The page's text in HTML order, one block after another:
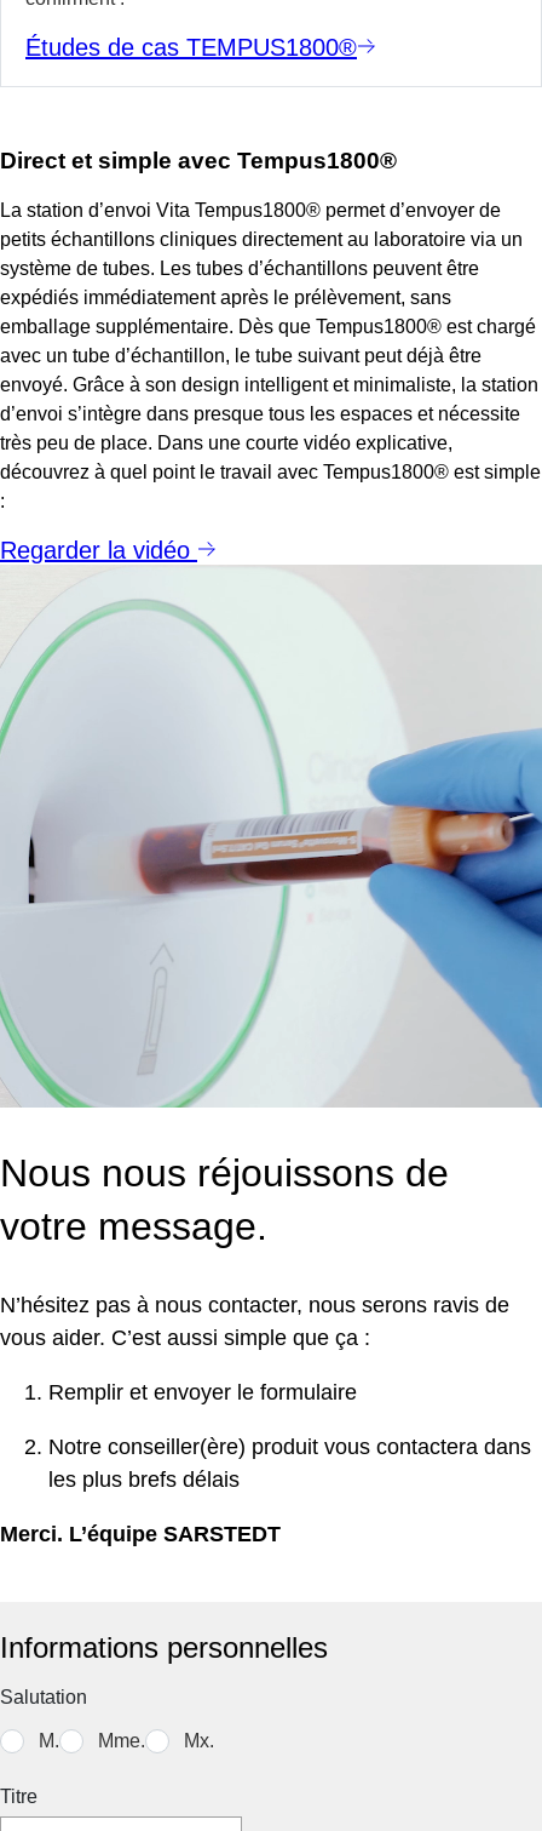
Études de cas TEMPUS1800®
Direct et simple avec Tempus1800®
La station d’envoi Vita Tempus1800® permet d’envoyer de
petits échantillons cliniques directement au laboratoire via un
système de tubes. Les tubes d’échantillons peuvent être
expédiés immédiatement après le prélèvement, sans
emballage supplémentaire. Dès que Tempus1800® est chargé
avec un tube d’échantillon, le tube suivant peut déjà être
envoyé. Grâce à son design intelligent et minimaliste, la station
d’envoi s’intègre dans presque tous les espaces et nécessite
très peu de place. Dans une courte vidéo explicative,
découvrez à quel point le travail avec Tempus1800® est simple
:
Regarder la vidéo
Nous nous réjouissons de
votre message.
N’hésitez pas à nous contacter, nous serons ravis de
vous aider. C’est aussi simple que ça :
Remplir et envoyer le formulaire
Notre conseiller(ère) produit vous contactera dans
les plus brefs délais
Merci. L’équipe SARSTEDT
Informations personnelles
Salutation
M. Mme. Mx.
Titre